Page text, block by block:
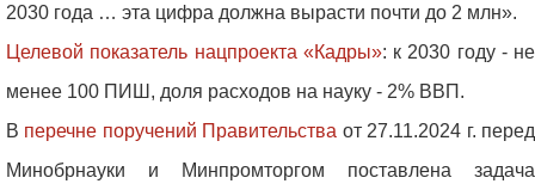
2030 года … эта цифра должна вырасти почти до 2 млн».
Целевой показатель нацпроекта «Кадры»: к 2030 году - не
менее 100 ПИШ, доля расходов на науку - 2% ВВП.
В перечне поручений Правительства от 27.11.2024 г. перед
Минобрнауки и Минпромторгом поставлена задача